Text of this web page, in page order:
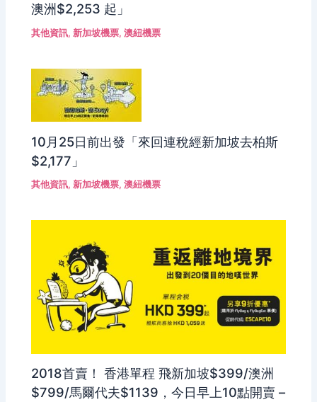
澳洲$2,253 起」
其他資訊,新加坡機票,澳紐機票
10月25日前出發「來回連稅經新加坡去柏斯
$2,177」
其他資訊,新加坡機票,澳紐機票
2018首賣！ 香港單程 飛新加坡$399/澳洲
$799/馬爾代夫$1139，今日早上10點開賣 –